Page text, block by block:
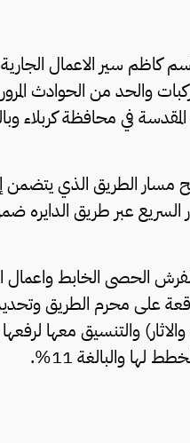
سير الاعمال
والحد من الحوادث
في محافظة كربلاء
مسار الطريق الذي يتضمن
السريع عبر طريق
الحصى الخابط واعمال
على محرم الطريق
والتنسيق معها